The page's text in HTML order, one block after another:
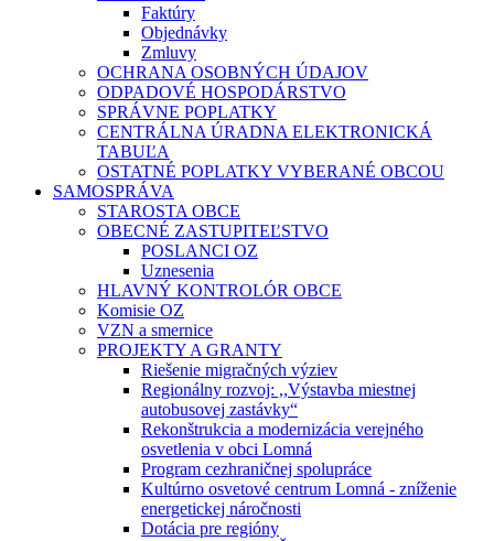
Faktúry
Objednávky
Zmluvy
OCHRANA OSOBNÝCH ÚDAJOV
ODPADOVÉ HOSPODÁRSTVO
SPRÁVNE POPLATKY
CENTRÁLNA ÚRADNA ELEKTRONICKÁ
TABUĽA
OSTATNÉ POPLATKY VYBERANÉ OBCOU
SAMOSPRÁVA
STAROSTA OBCE
OBECNÉ ZASTUPITEĽSTVO
POSLANCI OZ
Uznesenia
HLAVNÝ KONTROLÓR OBCE
Komisie OZ
VZN a smernice
PROJEKTY A GRANTY
Riešenie migračných výziev
Regionálny rozvoj: ,,Výstavba miestnej
autobusovej zastávky“
Rekonštrukcia a modernizácia verejného
osvetlenia v obci Lomná
Program cezhraničnej spolupráce
Kultúrno osvetové centrum Lomná - zníženie
energetickej náročnosti
Dotácia pre regióny